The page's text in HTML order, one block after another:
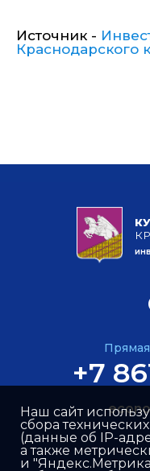
Источник -
Краснодарского
+7
Наш сайт
сбора
(данные об IP-
а также
и